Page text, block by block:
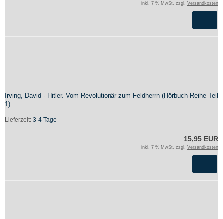
inkl. 7 % MwSt. zzgl. Versandkosten
Irving, David - Hitler. Vom Revolutionär zum Feldherrn (Hörbuch-Reihe Teil
1)
Lieferzeit: 3-4 Tage
15,95 EUR
inkl. 7 % MwSt. zzgl. Versandkosten